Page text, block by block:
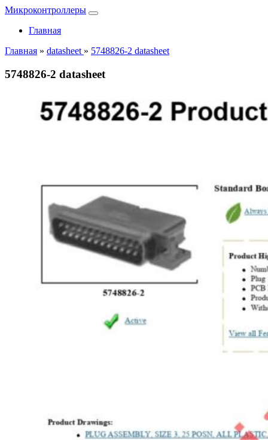
Микроконтроллеры
Главная
Главная » datasheet » 5748826-2 datasheet
5748826-2 datasheet